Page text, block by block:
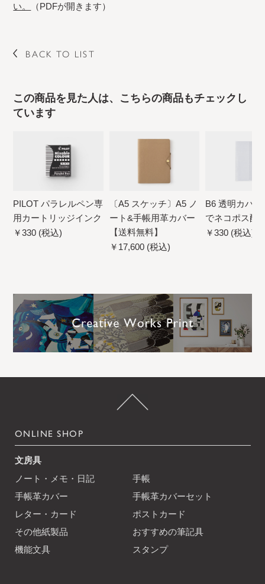
い。
（PDFが開きます）
BACK TO LIST
この商品を見た人は、こちらの商品もチェックし
ています
PILOT パラレルペン専
用カートリッジインク
￥330 (税込)
〔A5 スケッチ〕A5 ノ
ート&手帳用革カバー
【送料無料】
￥17,600 (税込)
B6 透明カバ
でネコポス配
￥330 (税込)
ONLINE SHOP
文房具
ノート・メモ・日記
手帳
手帳革カバー
手帳革カバーセット
レター・カード
ポストカード
その他紙製品
おすすめの筆記具
機能文具
スタンプ